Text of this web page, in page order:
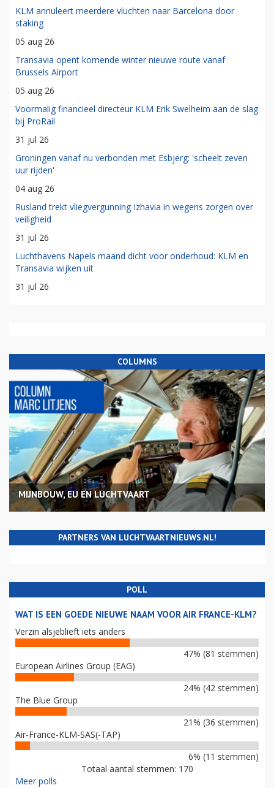
KLM annuleert meerdere vluchten naar Barcelona door
staking
05 aug 26
Transavia opent komende winter nieuwe route vanaf
Brussels Airport
05 aug 26
Voormalig financieel directeur KLM Erik Swelheim aan de slag
bij ProRail
31 jul 26
Groningen vanaf nu verbonden met Esbjerg: 'scheelt zeven
uur rijden'
04 aug 26
Rusland trekt vliegvergunning Izhavia in wegens zorgen over
veiligheid
31 jul 26
Luchthavens Napels maand dicht voor onderhoud: KLM en
Transavia wijken uit
31 jul 26
COLUMNS
MIJNBOUW, EU EN LUCHTVAART
PARTNERS VAN LUCHTVAARTNIEUWS.NL!
POLL
WAT IS EEN GOEDE NIEUWE NAAM VOOR AIR FRANCE-KLM?
Verzin alsjeblieft iets anders
47% (81 stemmen)
European Airlines Group (EAG)
24% (42 stemmen)
The Blue Group
21% (36 stemmen)
Air-France-KLM-SAS(-TAP)
6% (11 stemmen)
Totaal aantal stemmen: 170
Meer polls